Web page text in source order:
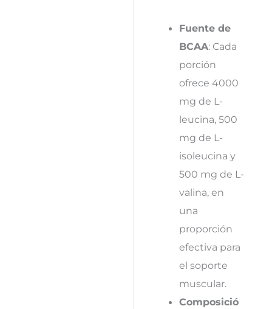
Fuente de
BCAA: Cada
porción
ofrece 4000
mg de L-
leucina, 500
mg de L-
isoleucina y
500 mg de L-
valina, en
una
proporción
efectiva para
el soporte
muscular.
Composició